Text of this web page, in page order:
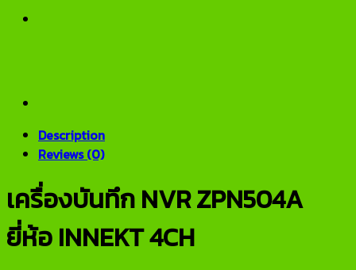
Description
Reviews (0)
เครื่องบันทึก NVR ZPN504A
ยี่ห้อ INNEKT 4CH